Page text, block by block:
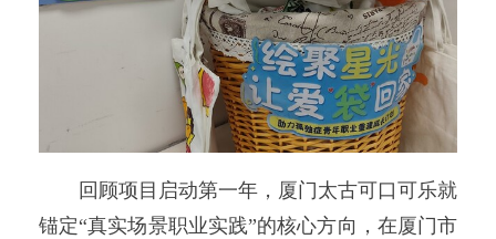
回顾项目启动第一年，厦门太古可口可乐就
锚定“真实场景职业实践”的核心方向，在厦门市